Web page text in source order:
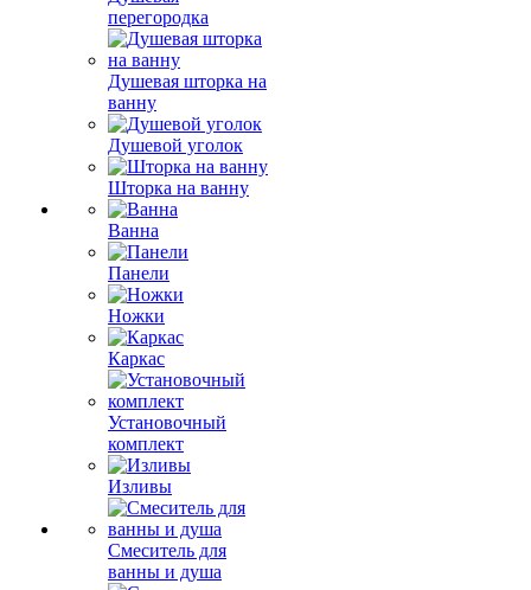
перегородка
Душевая шторка на
ванну
Душевой уголок
Шторка на ванну
Ванна
Панели
Ножки
Каркас
Установочный
комплект
Изливы
Смеситель для
ванны и душа